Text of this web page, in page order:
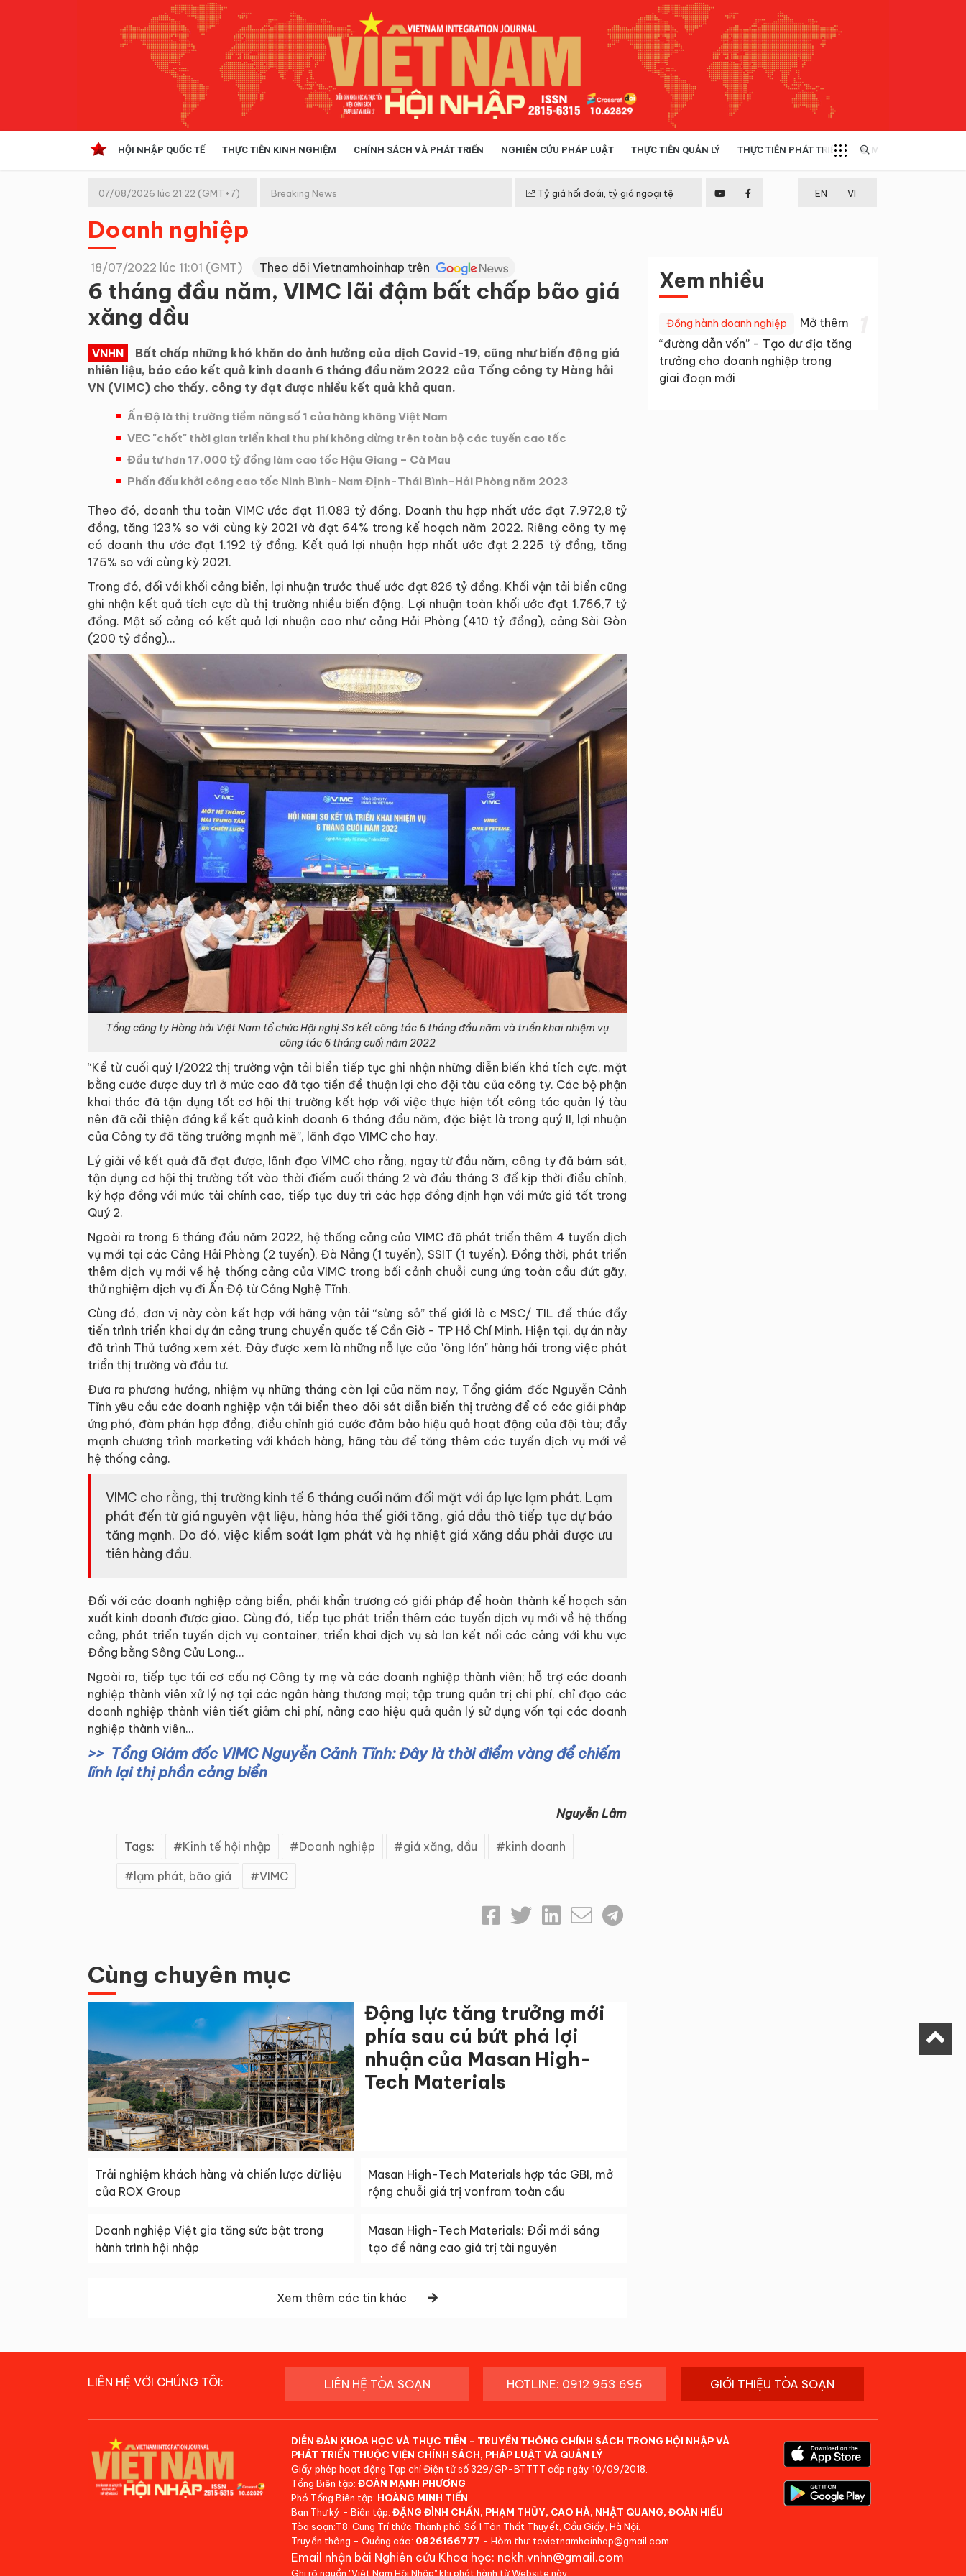
HỘI NHẬP QUỐC TẾ THỰC TIỄN KINH NGHIỆM CHÍNH SÁCH VÀ PHÁT TRIỂN NGHIÊN CỨU PHÁP LUẬT THỰC TIỄN QUẢN LÝ THỰC TIỄN PHÁT TRIỂN MULTIMEDIA
Kinh tế hội nhập
Doanh nghiệp
07/08/2026 lúc 21:22 (GMT+7) Breaking News Tỷ giá hối đoái, tỷ giá ngoại tệ EN VI
Doanh nghiệp
18/07/2022 lúc 11:01 (GMT) Theo dõi Vietnamhoinhap trên
6 tháng đầu năm, VIMC lãi đậm bất chấp bão giá
xăng dầu
VNHN
Bất chấp những khó khăn do ảnh hưởng của dịch Covid-19, cũng như biến động giá
nhiên liệu, báo cáo kết quả kinh doanh 6 tháng đầu năm 2022 của Tổng công ty Hàng hải
VN (VIMC) cho thấy, công ty đạt được nhiều kết quả khả quan.
Ấn Độ là thị trường tiềm năng số 1 của hàng không Việt Nam
VEC "chốt" thời gian triển khai thu phí không dừng trên toàn bộ các tuyến cao tốc
Đầu tư hơn 17.000 tỷ đồng làm cao tốc Hậu Giang – Cà Mau
Phấn đấu khởi công cao tốc Ninh Bình-Nam Định-Thái Bình-Hải Phòng năm 2023
Theo đó, doanh thu toàn VIMC ước đạt 11.083 tỷ đồng. Doanh thu hợp nhất ước đạt 7.972,8 tỷ
đồng, tăng 123% so với cùng kỳ 2021 và đạt 64% trong kế hoạch năm 2022. Riêng công ty mẹ
có doanh thu ước đạt 1.192 tỷ đồng. Kết quả lợi nhuận hợp nhất ước đạt 2.225 tỷ đồng, tăng
175% so với cùng kỳ 2021.
Trong đó, đối với khối cảng biển, lợi nhuận trước thuế ước đạt 826 tỷ đồng. Khối vận tải biển cũng
ghi nhận kết quả tích cực dù thị trường nhiều biến động. Lợi nhuận toàn khối ước đạt 1.766,7 tỷ
đồng. Một số cảng có kết quả lợi nhuận cao như cảng Hải Phòng (410 tỷ đồng), cảng Sài Gòn
(200 tỷ đồng)...
Tổng công ty Hàng hải Việt Nam tổ chức Hội nghị Sơ kết công tác 6 tháng đầu năm và triển khai nhiệm vụ
công tác 6 tháng cuối năm 2022
“Kể từ cuối quý I/2022 thị trường vận tải biển tiếp tục ghi nhận những diễn biến khá tích cực, mặt
bằng cước được duy trì ở mức cao đã tạo tiền đề thuận lợi cho đội tàu của công ty. Các bộ phận
khai thác đã tận dụng tốt cơ hội thị trường kết hợp với việc thực hiện tốt công tác quản lý tàu
nên đã cải thiện đáng kể kết quả kinh doanh 6 tháng đầu năm, đặc biệt là trong quý II, lợi nhuận
của Công ty đã tăng trưởng mạnh mẽ”, lãnh đạo VIMC cho hay.
Lý giải về kết quả đã đạt được, lãnh đạo VIMC cho rằng, ngay từ đầu năm, công ty đã bám sát,
tận dụng cơ hội thị trường tốt vào thời điểm cuối tháng 2 và đầu tháng 3 để kịp thời điều chỉnh,
ký hợp đồng với mức tài chính cao, tiếp tục duy trì các hợp đồng định hạn với mức giá tốt trong
Quý 2.
Ngoài ra trong 6 tháng đầu năm 2022, hệ thống cảng của VIMC đã phát triển thêm 4 tuyến dịch
vụ mới tại các Cảng Hải Phòng (2 tuyến), Đà Nẵng (1 tuyến), SSIT (1 tuyến). Đồng thời, phát triển
thêm dịch vụ mới về hệ thống cảng của VIMC trong bối cảnh chuỗi cung ứng toàn cầu đứt gãy,
thử nghiệm dịch vụ đi Ấn Độ từ Cảng Nghệ Tĩnh.
Cùng đó, đơn vị này còn kết hợp với hãng vận tải “sừng sỏ” thế giới là c MSC/ TIL để thúc đẩy
tiến trình triển khai dự án cảng trung chuyển quốc tế Cần Giờ - TP Hồ Chí Minh. Hiện tại, dự án này
đã trình Thủ tướng xem xét. Đây được xem là những nỗ lực của "ông lớn" hàng hải trong việc phát
triển thị trường và đầu tư.
Đưa ra phương hướng, nhiệm vụ những tháng còn lại của năm nay, Tổng giám đốc Nguyễn Cảnh
Tĩnh yêu cầu các doanh nghiệp vận tải biển theo dõi sát diễn biến thị trường để có các giải pháp
ứng phó, đàm phán hợp đồng, điều chỉnh giá cước đảm bảo hiệu quả hoạt động của đội tàu; đẩy
mạnh chương trình marketing với khách hàng, hãng tàu để tăng thêm các tuyến dịch vụ mới về
hệ thống cảng.
VIMC cho rằng, thị trường kinh tế 6 tháng cuối năm đối mặt với áp lực lạm phát. Lạm
phát đến từ giá nguyên vật liệu, hàng hóa thế giới tăng, giá dầu thô tiếp tục dự báo
tăng mạnh. Do đó, việc kiểm soát lạm phát và hạ nhiệt giá xăng dầu phải được ưu
tiên hàng đầu.
Đối với các doanh nghiệp cảng biển, phải khẩn trương có giải pháp để hoàn thành kế hoạch sản
xuất kinh doanh được giao. Cùng đó, tiếp tục phát triển thêm các tuyến dịch vụ mới về hệ thống
cảng, phát triển tuyến dịch vụ container, triển khai dịch vụ sà lan kết nối các cảng với khu vực
Đồng bằng Sông Cửu Long…
Ngoài ra, tiếp tục tái cơ cấu nợ Công ty mẹ và các doanh nghiệp thành viên; hỗ trợ các doanh
nghiệp thành viên xử lý nợ tại các ngân hàng thương mại; tập trung quản trị chi phí, chỉ đạo các
doanh nghiệp thành viên tiết giảm chi phí, nâng cao hiệu quả quản lý sử dụng vốn tại các doanh
nghiệp thành viên…
Tổng Giám đốc VIMC Nguyễn Cảnh Tĩnh: Đây là thời điểm vàng để chiếm
lĩnh lại thị phần cảng biển
Nguyễn Lâm
Tags: Kinh tế hội nhập Doanh nghiệp giá xăng, dầu kinh doanh
lạm phát, bão giá VIMC
Cùng chuyên mục
Động lực tăng trưởng mới
phía sau cú bứt phá lợi
nhuận của Masan High-
Tech Materials
Trải nghiệm khách hàng và chiến lược dữ liệu
của ROX Group
Masan High-Tech Materials hợp tác GBI, mở
rộng chuỗi giá trị vonfram toàn cầu
Doanh nghiệp Việt gia tăng sức bật trong
hành trình hội nhập
Masan High-Tech Materials: Đổi mới sáng
tạo để nâng cao giá trị tài nguyên
Xem thêm các tin khác
Xem nhiều
Đồng hành doanh nghiệp
Mở thêm
“đường dẫn vốn” - Tạo dư địa tăng
trưởng cho doanh nghiệp trong
giai đoạn mới
LIÊN HỆ VỚI CHÚNG TÔI: LIÊN HỆ TÒA SOẠN HOTLINE: 0912 953 695 GIỚI THIỆU TÒA SOẠN
DIỄN ĐÀN KHOA HỌC VÀ THỰC TIỄN - TRUYỀN THÔNG CHÍNH SÁCH TRONG HỘI NHẬP VÀ
PHÁT TRIỂN THUỘC VIỆN CHÍNH SÁCH, PHÁP LUẬT VÀ QUẢN LÝ
Giấy phép hoạt động Tạp chí Điện tử số 329/GP-BTTTT cấp ngày 10/09/2018.
Tổng Biên tập: ĐOÀN MẠNH PHƯƠNG
Phó Tổng Biên tập: HOÀNG MINH TIẾN
Ban Thư ký - Biên tập: ĐẶNG ĐÌNH CHẤN, PHẠM THỦY, CAO HÀ, NHẬT QUANG, ĐOÀN HIẾU
Tòa soạn:T8, Cung Trí thức Thành phố, Số 1 Tôn Thất Thuyết, Cầu Giấy, Hà Nội.
Truyền thông - Quảng cáo: 0826166777 - Hòm thư: tcvietnamhoinhap@gmail.com
Email nhận bài Nghiên cứu Khoa học: nckh.vnhn@gmail.com
Ghi rõ nguồn "Việt Nam Hội Nhập" khi phát hành từ Website này.